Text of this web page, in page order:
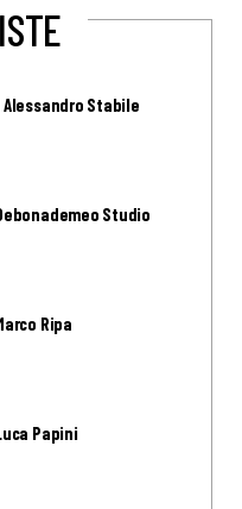
Stabile
Studio
Ripa
Papini